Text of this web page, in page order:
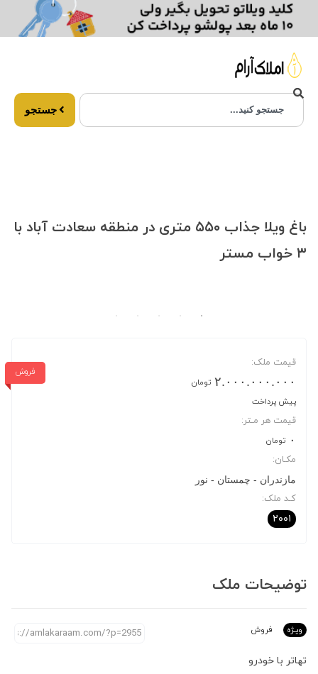
جستجو
باغ ویلا جذاب ۵۵۰ متری در منطقه سعادت آباد با
۳ خواب مستر
قیمت ملک:
۲.۰۰۰.۰۰۰.۰۰۰ تومان
پیش پرداخت
قیمت هر مـتر:
۰ تومان
مکـان:
مازندران چمستان نور
کـد ملک:
۲۰۰۱
فروش
توضیحات ملک
ویـژه فروش
تهاتر با خودرو